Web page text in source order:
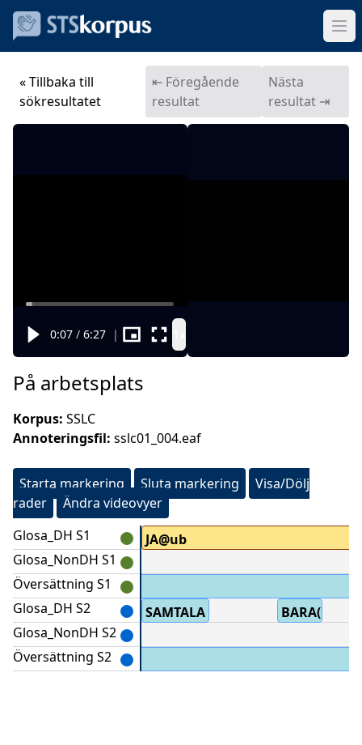
« Tillbaka till
sökresultatet
⇤ Föregående
resultat
Nästa
resultat ⇥
0:07 / 6:27 |
På arbetsplats
Korpus: SSLC
Annoteringsfil: sslc01_004.eaf
Starta markering Sluta markering
Visa/Dölj
rader
Ändra videovyer
Glosa_DH S1
Glosa_NonDH S1
Översättning S1
Glosa_DH S2
Glosa_NonDH S2
Översättning S2
JA@ub
TECKNA SAMTALA BARA(B)